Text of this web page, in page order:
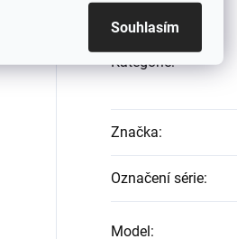
Souhlasím
Kategorie:
Značka:
Označení série:
Model :